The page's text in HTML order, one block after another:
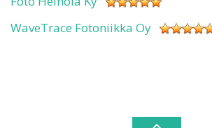
WaveTrace Fotoniikka Oy